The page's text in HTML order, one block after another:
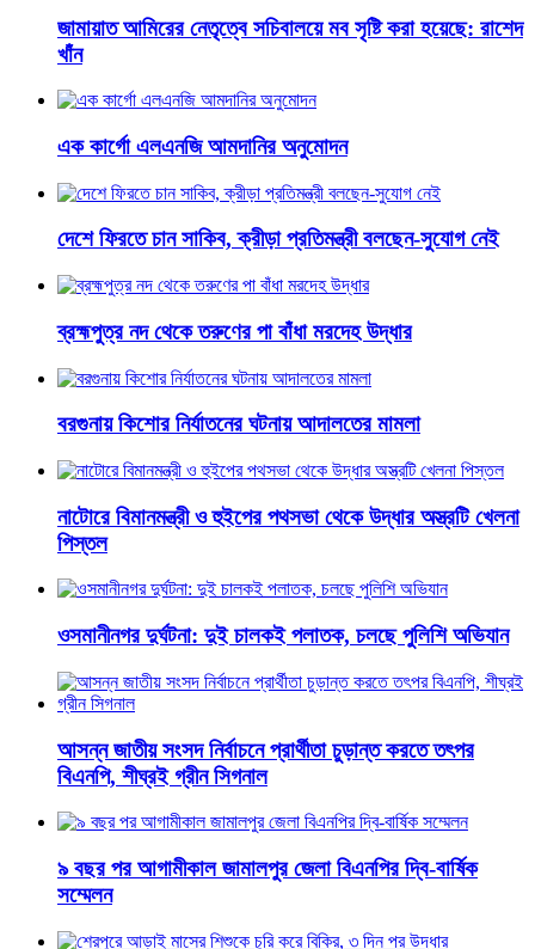
জামায়াত আমিরের নেতৃত্বে সচিবালয়ে মব সৃষ্টি করা হয়েছে: রাশেদ
খাঁন
এক কার্গো এলএনজি আমদানির অনুমোদন
দেশে ফিরতে চান সাকিব, ক্রীড়া প্রতিমন্ত্রী বলছেন-সুযোগ নেই
ব্রহ্মপুত্র নদ থেকে তরুণের পা বাঁধা মরদেহ উদ্ধার
বরগুনায় কিশোর নির্যাতনের ঘটনায় আদালতের মামলা
নাটোরে বিমানমন্ত্রী ও হুইপের পথসভা থেকে উদ্ধার অস্ত্রটি খেলনা
পিস্তল
ওসমানীনগর দুর্ঘটনা: দুই চালকই পলাতক, চলছে পুলিশি অভিযান
আসন্ন জাতীয় সংসদ নির্বাচনে প্রার্থীতা চুড়ান্ত করতে তৎপর
বিএনপি, শীঘ্রই গ্রীন সিগনাল
৯ বছর পর আগামীকাল জামালপুর জেলা বিএনপির দ্বি-বার্ষিক
সম্মেলন